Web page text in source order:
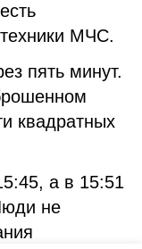
МЧС.
пять минут.
квадратных
а в 15:51
не